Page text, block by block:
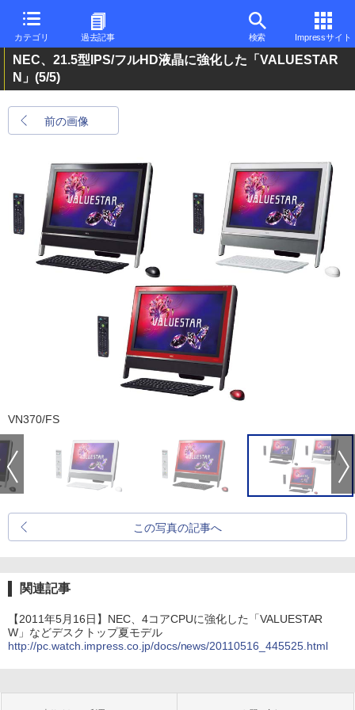
カテゴリ 過去記事 検索 Impressサイト
NEC、21.5型IPS/フルHD液晶に強化した「VALUESTAR
N」 (5/5)
前の画像
VN370/FS
この写真の記事へ
関連記事
【2011年5月16日】NEC、4コアCPUに強化した「VALUESTAR
W」などデスクトップ夏モデル
http://pc.watch.impress.co.jp/docs/news/20110516_445525.html